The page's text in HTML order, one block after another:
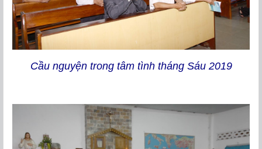
Cầu nguyện trong tâm tình tháng Sáu 2019